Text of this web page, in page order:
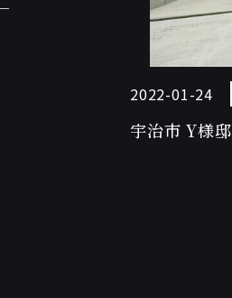
2022-01-24
宇治市 Y様邸